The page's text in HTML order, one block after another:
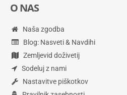
O NAS
Naša zgodba
Blog: Nasveti & Navdihi
Zemljevid doživetij
Sodeluj z nami
Nastavitve piškotkov